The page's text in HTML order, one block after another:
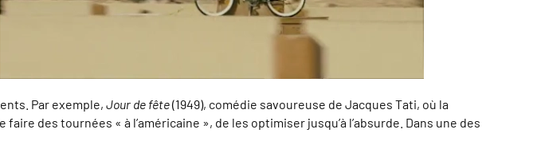
Par exemple, Jour de fête(1949), comédie savoureuse de Jacques Tati, où la
des tournées « à l’américaine », de les optimiser jusqu’à l’absurde. Dans une des